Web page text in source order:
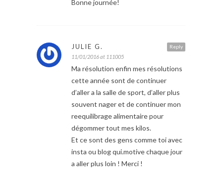
Bonne journée!
Reply
JULIE G.
11/01/2016 at 111005
Ma résolution enfin mes résolutions
cette année sont de continuer
d’aller a la salle de sport, d’aller plus
souvent nager et de continuer mon
reequilibrage alimentaire pour
dégommer tout mes kilos.
Et ce sont des gens comme toi avec
insta ou blog qui.motive chaque jour
a aller plus loin ! Merci !